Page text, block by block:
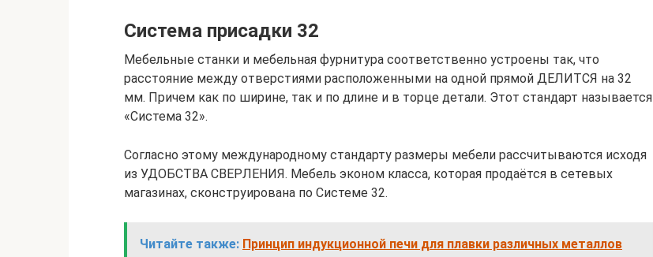
Система присадки 32
Мебельные станки и мебельная фурнитура соответственно устроены так, что
расстояние между отверстиями расположенными на одной прямой ДЕЛИТСЯ на 32
мм. Причем как по ширине, так и по длине и в торце детали. Этот стандарт называется
«Система 32».
Согласно этому международному стандарту размеры мебели рассчитываются исходя
из УДОБСТВА СВЕРЛЕНИЯ. Мебель эконом класса, которая продаётся в сетевых
магазинах, сконструирована по Системе 32.
Читайте также: Принцип индукционной печи для плавки различных металлов